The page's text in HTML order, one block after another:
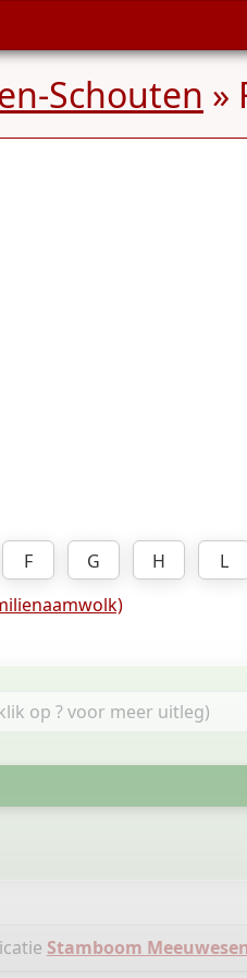
Schouten »
F G H L
Stamboom